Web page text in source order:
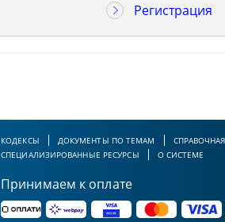
Регистрация
КОДЕКСЫ ДОКУМЕНТЫ ПО ТЕМАМ
СПЕЦИАЛИЗИРОВАННЫЕ РЕСУРСЫ
О СИСТЕМЕ
Принимаем к оплате